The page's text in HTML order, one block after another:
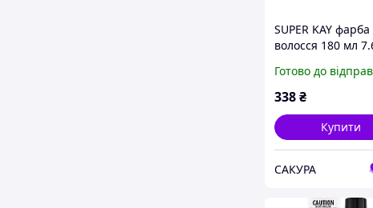
SUPER KAY фарба
волосся 180 мл
інтенсивний
Готово до
338₴
Купити
САКУРА